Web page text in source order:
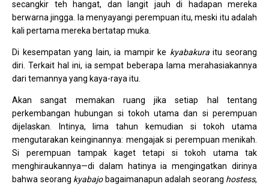
secangkir teh hangat, dan langit jauh di hadapan mereka
berwarna jingga. Ia menyayangi perempuan itu, meski itu adalah
kali pertama mereka bertatap muka.
Di kesempatan yang lain, ia mampir ke kyabakuraitu seorang
diri. Terkait hal ini, ia sempat beberapa lama merahasiakannya
dari temannya yang kaya-raya itu.
Akan sangat memakan ruang jika setiap hal tentang
perkembangan hubungan si tokoh utama dan si perempuan
dijelaskan. Intinya, lima tahun kemudian si tokoh utama
mengutarakan keinginannya: mengajak si perempuan menikah.
Si perempuan tampak kaget tetapi si tokoh utama tak
menghiraukannya—di dalam hatinya ia mengingatkan dirinya
bahwa seorang kyabajobagaimanapun adalah seorang hostess,